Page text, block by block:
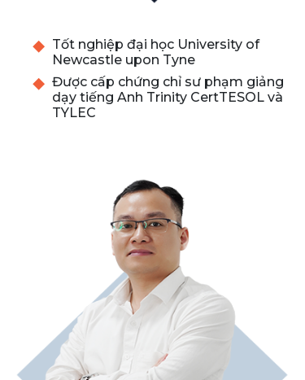
Tốt nghiệp đại học University of
Newcastle upon Tyne
Được cấp chứng chỉ sư phạm giảng
dạy tiếng Anh Trinity CertTESOL và
TYLEC